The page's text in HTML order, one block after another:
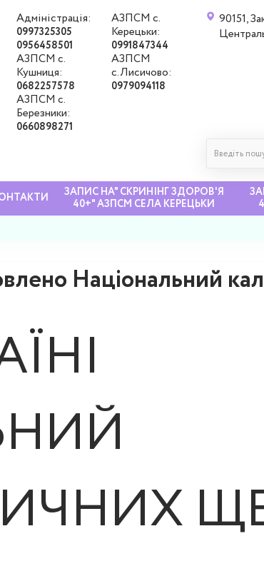
90151,
Адміністрація:
0997325305
0956458501
АЗПСМ с.
Керецьки:
0991847344
АЗПСМ с.
Кушниця:
0682257578
АЗПСМ
с.Лисичово:
0979094118
АЗПСМ с.
Березники:
0660898271
ЗАПИС НА" СКРИНІНГ ЗДОРОВ'Я
40+" АЗПСМ СЕЛА КЕРЕЦЬКИ
Національний